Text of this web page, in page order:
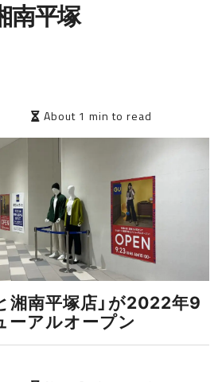
南平塚
About 1 min to read
湘南平塚店」が2022年9
ーアルオープン